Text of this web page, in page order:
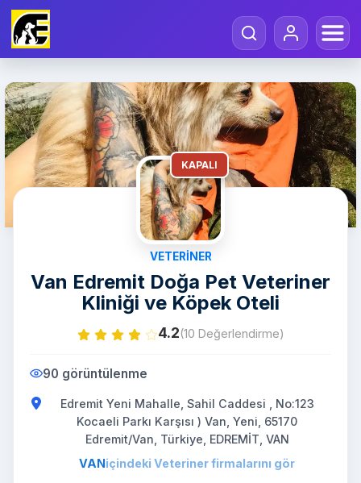
KAPALI
VETERINER
Van Edremit Doğa Pet Veteriner
Kliniği ve Köpek Oteli
4.2(10 Değerlendirme)
90 görüntülenme
Edremit Yeni Mahalle, Sahil Caddesi , No:123
Kocaeli Parkı Karşısı ) Van, Yeni, 65170
Edremit/Van, Türkiye, EDREMİT, VAN
VANiçindeki Veteriner firmalarını gör